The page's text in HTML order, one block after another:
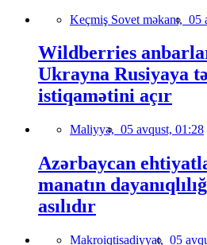
Keçmiş Sovet məkanı, 05
Wildberries
Ukrayna Rusiyaya
istiqamətini açır
Maliyyə, 05 avqust, 01:28
Azərbaycan
manatın
asılıdır
Makroiqtisadiyyat, 05